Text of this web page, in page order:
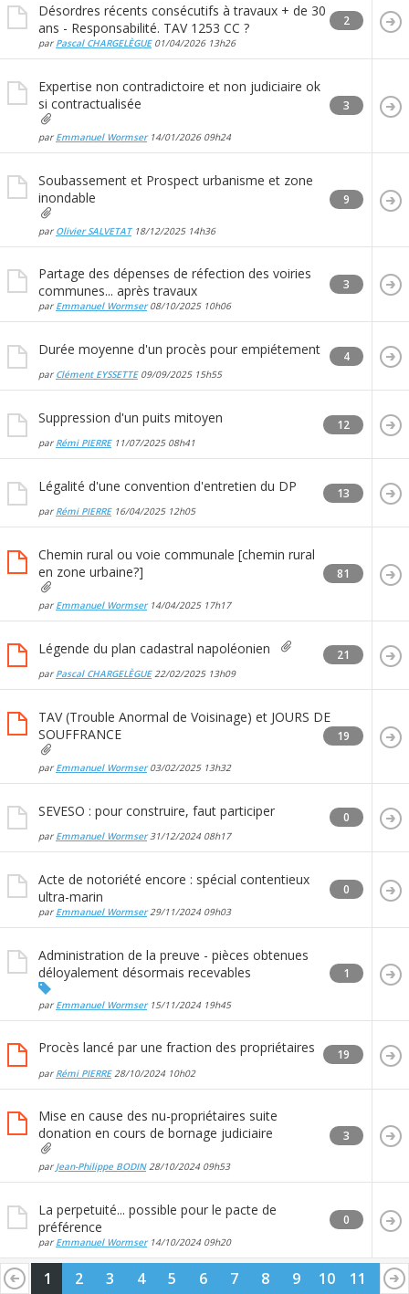
Désordres récents consécutifs à travaux + de 30
ans - Responsabilité. TAV 1253 CC ?
par Pascal CHARGELÈGUE01/04/2026 13h26
2
Expertise non contradictoire et non judiciaire ok
si contractualisée
par Emmanuel Wormser14/01/2026 09h24
3
Soubassement et Prospect urbanisme et zone
inondable
par Olivier SALVETAT18/12/2025 14h36
9
Partage des dépenses de réfection des voiries
communes... après travaux
par Emmanuel Wormser08/10/2025 10h06
3
Durée moyenne d'un procès pour empiétement
par Clément EYSSETTE09/09/2025 15h55
4
Suppression d'un puits mitoyen
par Rémi PIERRE11/07/2025 08h41
12
Légalité d'une convention d'entretien du DP
par Rémi PIERRE16/04/2025 12h05
13
Chemin rural ou voie communale [chemin rural
en zone urbaine?]
par Emmanuel Wormser14/04/2025 17h17
81
Légende du plan cadastral napoléonien
par Pascal CHARGELÈGUE22/02/2025 13h09
21
TAV (Trouble Anormal de Voisinage) et JOURS DE
SOUFFRANCE
par Emmanuel Wormser03/02/2025 13h32
19
SEVESO : pour construire, faut participer
par Emmanuel Wormser31/12/2024 08h17
0
Acte de notoriété encore : spécial contentieux
ultra-marin
par Emmanuel Wormser29/11/2024 09h03
0
Administration de la preuve - pièces obtenues
déloyalement désormais recevables
par Emmanuel Wormser15/11/2024 19h45
1
Procès lancé par une fraction des propriétaires
par Rémi PIERRE28/10/2024 10h02
19
Mise en cause des nu-propriétaires suite
donation en cours de bornage judiciaire
par Jean-Philippe BODIN28/10/2024 09h53
3
La perpetuité... possible pour le pacte de
préférence
par Emmanuel Wormser14/10/2024 09h20
0
1 2 3 4 5 6 7 8 9 10 11 12